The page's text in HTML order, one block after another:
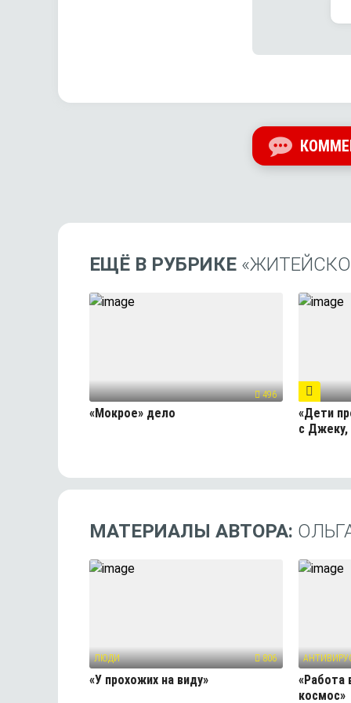
ЕЩЁ В РУБРИКЕ
496
«Мокрое» дело
«Дети
с Джеку,
МАТЕРИАЛЫ АВТОРА:
ЛЮДИ 806
«У прохожих на виду»
«Работа
космос»